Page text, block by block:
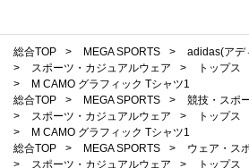
総合TOP > MEGA SPORTS >
adidas(アデ
>
スポーツ・カジュアルウェア > トップス
>
M CAMO グラフィック Tシャツ1
総合TOP
> MEGA SPORTS >
競技・スポ
>
スポーツ・カジュアルウェア > トップス
>
M CAMO グラフィック Tシャツ1
総合TOP
> MEGA SPORTS >
ウェア・ス
>
スポーツ・カジュアルウェア > トップス